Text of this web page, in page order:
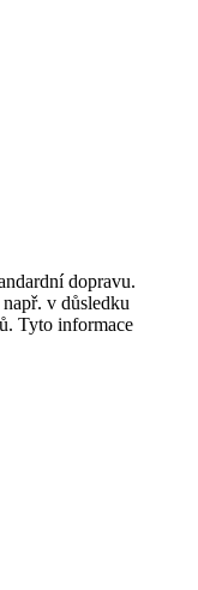
dopravu.
v důsledku
Tyto informace